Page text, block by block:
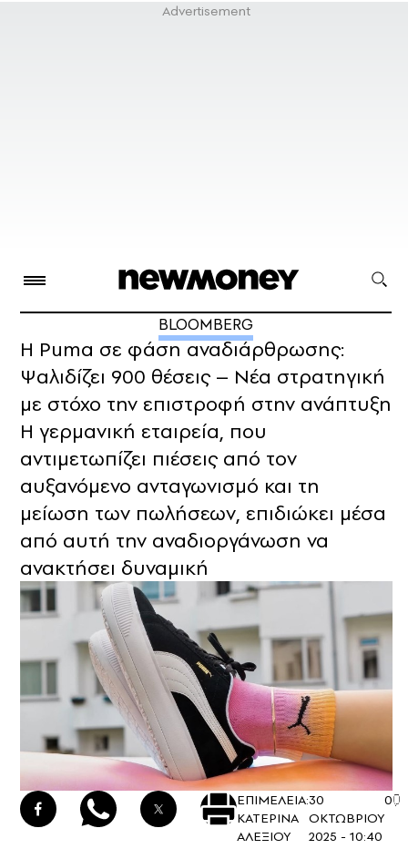
BLOOMBERG
Η Puma σε φάση αναδιάρθρωσης:
Ψαλιδίζει 900 θέσεις – Νέα στρατηγική
με στόχο την επιστροφή στην ανάπτυξη
Η γερμανική εταιρεία, που
αντιμετωπίζει πιέσεις από τον
αυξανόμενο ανταγωνισμό και τη
μείωση των πωλήσεων, επιδιώκει μέσα
από αυτή την αναδιοργάνωση να
ανακτήσει δυναμική
ΕΠΙΜΕΛΕΙΑ:
ΚΑΤΕΡΙΝΑ
ΑΛΕΞΙΟΥ
30
ΟΚΤΩΒΡΙΟΥ
2025 - 10:40
0